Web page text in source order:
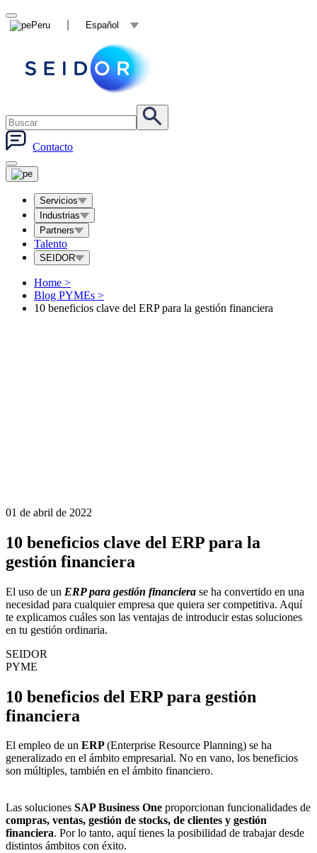
Peru Español
Contacto
Servicios
Industrias
Partners
Talento
SEIDOR
Home >
Blog PYMEs >
10 beneficios clave del ERP para la gestión financiera
01 de abril de 2022
10 beneficios clave del ERP para la
gestión financiera
El uso de un ERP para gestión financiera se ha convertido en una
necesidad para cualquier empresa que quiera ser competitiva. Aquí
te explicamos cuáles son las ventajas de introducir estas soluciones
en tu gestión ordinaria.
SEIDOR
PYME
10 beneficios del ERP para gestión
financiera
El empleo de un ERP (Enterprise Resource Planning) se ha
generalizado en el ámbito empresarial. No en vano, los beneficios
son múltiples, también en el ámbito financiero.
Las soluciones SAP Business One proporcionan funcionalidades de
compras, ventas, gestión de stocks, de clientes y gestión
financiera. Por lo tanto, aquí tienes la posibilidad de trabajar desde
distintos ámbitos con éxito.